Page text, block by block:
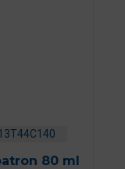
80 ml